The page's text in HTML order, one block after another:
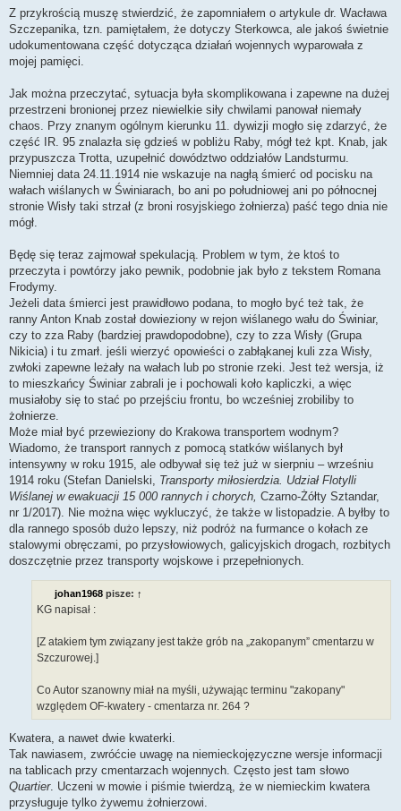
s
t
Z przykrością muszę stwierdzić, że zapomniałem o artykule dr. Wacława
Szczepanika, tzn. pamiętałem, że dotyczy Sterkowca, ale jakoś świetnie
udokumentowana część dotycząca działań wojennych wyparowała z
mojej pamięci.
Jak można przeczytać, sytuacja była skomplikowana i zapewne na dużej
przestrzeni bronionej przez niewielkie siły chwilami panował niemały
chaos. Przy znanym ogólnym kierunku 11. dywizji mogło się zdarzyć, że
część IR. 95 znalazła się gdzieś w pobliżu Raby, mógł też kpt. Knab, jak
przypuszcza Trotta, uzupełnić dowództwo oddziałów Landsturmu.
Niemniej data 24.11.1914 nie wskazuje na nagłą śmierć od pocisku na
wałach wiślanych w Świniarach, bo ani po południowej ani po północnej
stronie Wisły taki strzał (z broni rosyjskiego żołnierza) paść tego dnia nie
mógł.
Będę się teraz zajmował spekulacją. Problem w tym, że ktoś to
przeczyta i powtórzy jako pewnik, podobnie jak było z tekstem Romana
Frodymy.
Jeżeli data śmierci jest prawidłowo podana, to mogło być też tak, że
ranny Anton Knab został dowieziony w rejon wiślanego wału do Świniar,
czy to zza Raby (bardziej prawdopodobne), czy to zza Wisły (Grupa
Nikicia) i tu zmarł. jeśli wierzyć opowieści o zabłąkanej kuli zza Wisły,
zwłoki zapewne leżały na wałach lub po stronie rzeki. Jest też wersja, iż
to mieszkańcy Świniar zabrali je i pochowali koło kapliczki, a więc
musiałoby się to stać po przejściu frontu, bo wcześniej zrobiliby to
żołnierze.
Może miał być przewieziony do Krakowa transportem wodnym?
Wiadomo, że transport rannych z pomocą statków wiślanych był
intensywny w roku 1915, ale odbywał się też już w sierpniu – wrześniu
1914 roku (Stefan Danielski, Transporty miłosierdzia. Udział Flotylli
Wiślanej w ewakuacji 15 000 rannych i chorych, Czarno-Żółty Sztandar,
nr 1/2017). Nie można więc wykluczyć, że także w listopadzie. A byłby to
dla rannego sposób dużo lepszy, niż podróż na furmance o kołach ze
stalowymi obręczami, po przysłowiowych, galicyjskich drogach, rozbitych
doszczętnie przez transporty wojskowe i przepełnionych.
johan1968 pisze: ↑
KG napisał :
[Z atakiem tym związany jest także grób na „zakopanym” cmentarzu w
Szczurowej.]
Co Autor szanowny miał na myśli, używając terminu "zakopany"
względem OF-kwatery - cmentarza nr. 264 ?
Kwatera, a nawet dwie kwaterki.
Tak nawiasem, zwróćcie uwagę na niemieckojęzyczne wersje informacji
na tablicach przy cmentarzach wojennych. Często jest tam słowo
Quartier. Uczeni w mowie i piśmie twierdzą, że w niemieckim kwatera
przysługuje tylko żywemu żołnierzowi.